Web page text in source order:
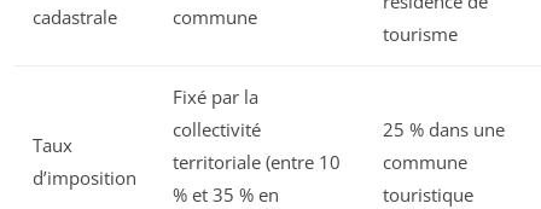
cadastrale
commune
tourisme
Taux
d’imposition
Fixé par la
collectivité
territoriale (entre 10
% et 35 % en
25 % dans une
commune
touristique